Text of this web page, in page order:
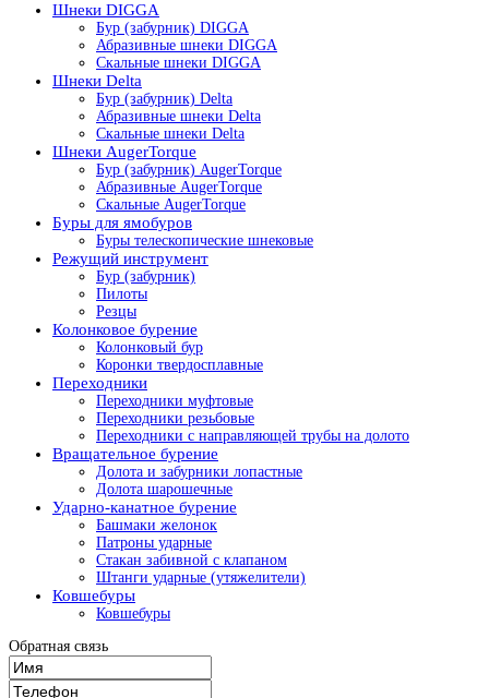
Шнеки DIGGA
Бур (забурник) DIGGA
Абразивные шнеки DIGGA
Скальные шнеки DIGGA
Шнеки Delta
Бур (забурник) Delta
Абразивные шнеки Delta
Скальные шнеки Delta
Шнеки AugerTorque
Бур (забурник) AugerTorque
Абразивные AugerTorque
Скальные AugerTorque
Буры для ямобуров
Буры телескопические шнековые
Режущий инструмент
Бур (забурник)
Пилоты
Резцы
Колонковое бурение
Колонковый бур
Коронки твердосплавные
Переходники
Переходники муфтовые
Переходники резьбовые
Переходники с направляющей трубы на долото
Вращательное бурение
Долота и забурники лопастные
Долота шарошечные
Ударно-канатное бурение
Башмаки желонок
Патроны ударные
Стакан забивной с клапаном
Штанги ударные (утяжелители)
Ковшебуры
Ковшебуры
Обратная связь